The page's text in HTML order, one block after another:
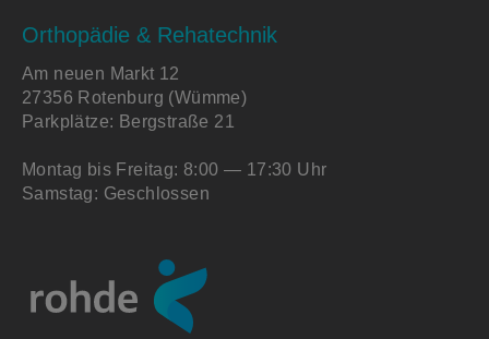
Orthopädie & Rehatechnik
Am neuen Markt 12
27356 Rotenburg (Wümme)
Parkplätze: Bergstraße 21
Montag bis Freitag: 8:00 — 17:30 Uhr
Samstag: Geschlossen